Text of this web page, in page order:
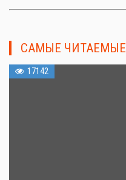
САМЫЕ ЧИТАЕМЫЕ
17142